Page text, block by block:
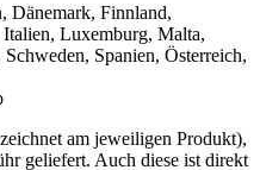
Dänemark, Finnland,
Luxemburg, Malta,
Spanien, Österreich,
am jeweiligen Produkt),
geliefert. Auch diese ist direkt